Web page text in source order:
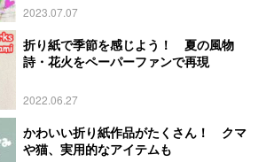
2023.07.07
折り紙で季節を感じよう！ 夏の風物
詩・花火をペーパーファンで再現
2022.06.27
かわいい折り紙作品がたくさん！ クマ
や猫、実用的なアイテムも